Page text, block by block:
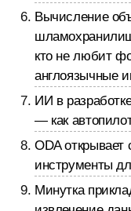
Вычисление
кто не любит
англоязычные
ИИ в
— как
ODA
инструменты
Минутка